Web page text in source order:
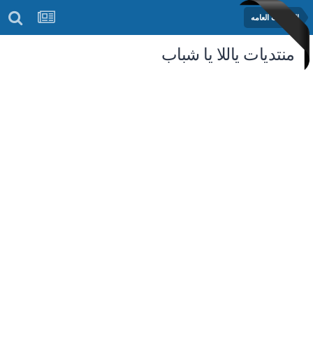
المنتديات العامه
منتديات ياللا يا شباب